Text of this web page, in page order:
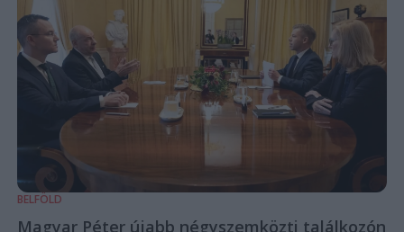
BELFÖLD
Magyar Péter újabb négyszemközti találkozón